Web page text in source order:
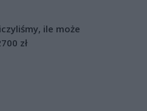
ile może
zł